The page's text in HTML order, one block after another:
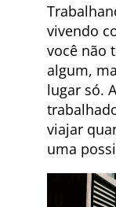
vivendo
você não
algum,
lugar só.
viajar
uma